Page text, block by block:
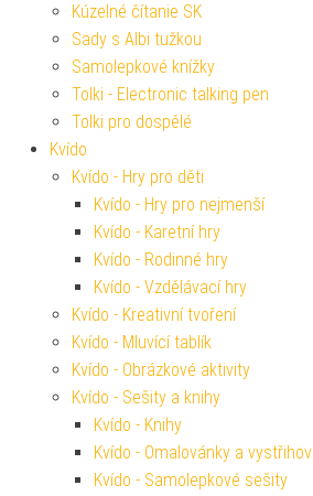
Kúzelné čítanie SK
Sady s Albi tužkou
Samolepkové knížky
Tolki - Electronic talking pen
Tolki pro dospělé
Kvído
Kvído - Hry pro děti
Kvído - Hry pro nejmenší
Kvído - Karetní hry
Kvído - Rodinné hry
Kvído - Vzdělávací hry
Kvído - Kreativní tvoření
Kvído - Mluvící tablík
Kvído - Obrázkové aktivity
Kvído - Sešity a knihy
Kvído - Knihy
Kvído - Omalovánky a
Kvído - Samolepkové sešity